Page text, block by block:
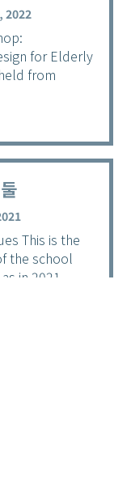
2022
for Elderly
from
This is the
the school
in 2021.